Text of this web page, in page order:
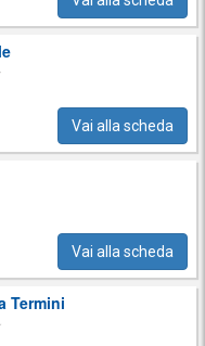
Vai alla scheda
Vai alla scheda
Termini